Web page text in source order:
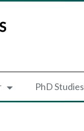
PhD Studies